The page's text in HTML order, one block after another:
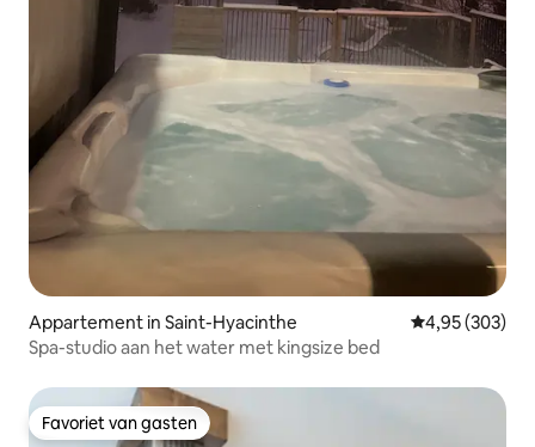
Appartement in Saint-Hyacinthe Gemiddelde
4,95 (303)
Spa-studio aan het water met kingsize bed
Favoriet van gasten
Favoriet van gasten